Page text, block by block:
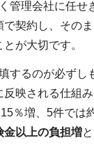
管理会社に任
契約し、その
が大切です。
するのが必ずし
映される仕組み
％増、5件では
金以上の負担増